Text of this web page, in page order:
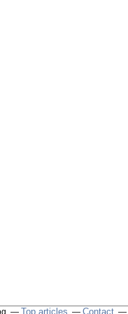
Top articles Contact